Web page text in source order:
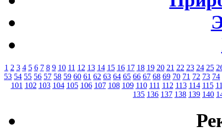
1 2 3 4 5 6 7 8 9 10 11 12 13 14 15 16 17 18 19 20 21 22 23 24 25
53 54 55 56 57 58 59 60 61 62 63 64 65 66 67 68 69 70 71 72 73 74
101 102 103 104 105 106 107 108 109 110 111 112 113 114 115
135 136 137 138 139 140